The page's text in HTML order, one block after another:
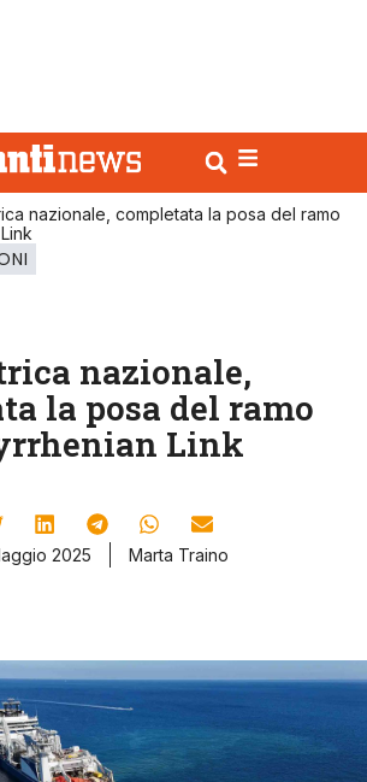
nazionale, completata la posa del ramo
nazionale,
la posa del ramo
Link
2025
Marta Traino